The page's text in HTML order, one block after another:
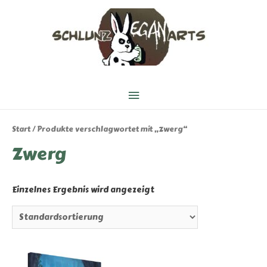
Hauptmenü
Start/ Produkte verschlagwortet mit „Zwerg“
Zwerg
Einzelnes Ergebnis wird angezeigt